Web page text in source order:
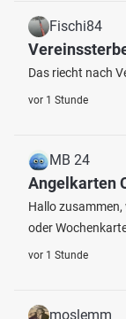
Fischi84
Das riecht nach
vor 1 Stunde
MB 24
Angelkarten
Hallo
oder
vor 1 Stunde
moslemm